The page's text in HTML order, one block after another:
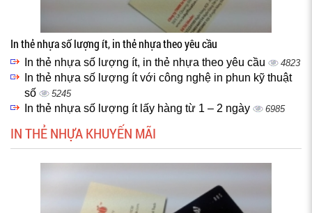
In thẻ nhựa số lượng ít, in thẻ nhựa theo yêu cầu
In thẻ nhựa số lượng ít, in thẻ nhựa theo yêu cầu 4823
In thẻ nhựa số lượng ít với công nghệ in phun kỹ thuật
số
5245
In thẻ nhựa số lượng ít lấy hàng từ 1 – 2 ngày 6985
IN THẺ NHỰA KHUYẾN MÃI